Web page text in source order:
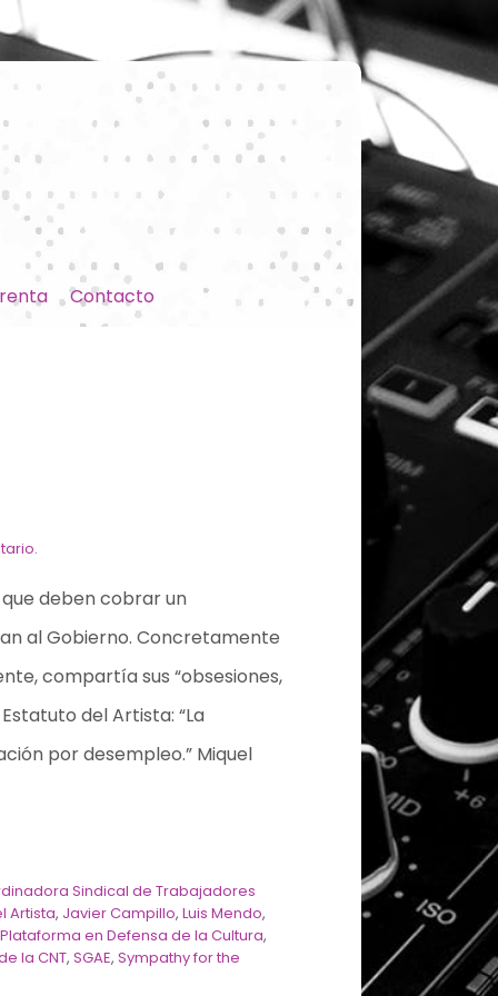
Contacto
deben cobrar un
al Gobierno. Concretamente
compartía sus “obsesiones,
del Artista: “La
por desempleo.” Miquel
Sindical de Trabajadores
Artista, Javier Campillo,Luis Mendo,
Plataforma en Defensa de la Cultura,
la CNT,SGAE,Sympathy for the